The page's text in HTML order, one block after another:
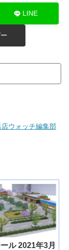
LINE
店ウォッチ編集部
ル 2021年3月